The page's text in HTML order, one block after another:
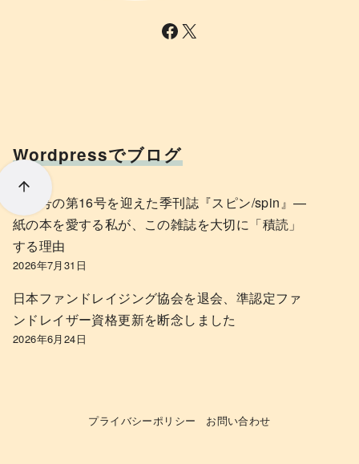
Facebook X
Wordpressでブログ
最終号の第16号を迎えた季刊誌『スピン/spin』—
紙の本を愛する私が、この雑誌を大切に「積読」
する理由
2026年7月31日
日本ファンドレイジング協会を退会、準認定ファ
ンドレイザー資格更新を断念しました
2026年6月24日
プライバシーポリシー お問い合わせ